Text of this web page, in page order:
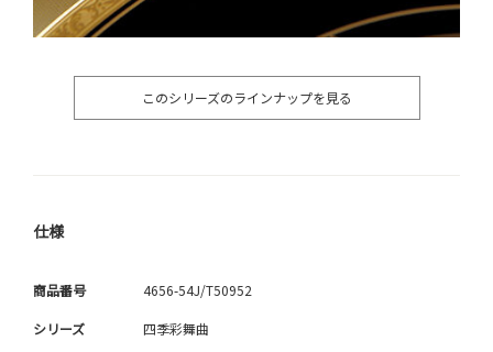
このシリーズのラインナップを見る
仕様
商品番号 4656-54J/T50952
シリーズ 四季彩舞曲